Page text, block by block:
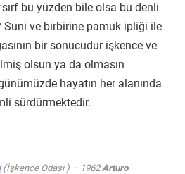
sırf bu yüzden bile olsa bu denli
Suni ve birbirine pamuk ipliği ile
bir sonucudur işkence ve
olsun ya da olmasın
hayatın her alanında
sürdürmektedir.
(İşkence Odası ) – 1962Arturo